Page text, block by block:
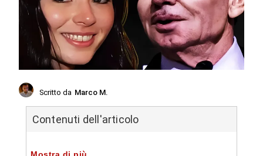
Scritto da Marco M.
Contenuti dell'articolo